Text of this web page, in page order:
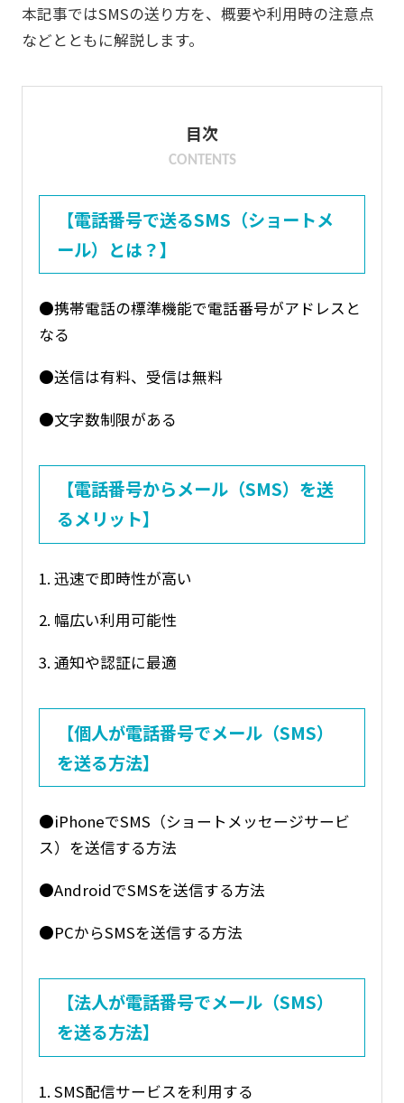
本記事ではSMSの送り方を、概要や利用時の注意点
などとともに解説します。
目次
CONTENTS
【電話番号で送るSMS（ショートメ
ール）とは？】
●携帯電話の標準機能で電話番号がアドレスと
なる
●送信は有料、受信は無料
●文字数制限がある
【電話番号からメール（SMS）を送
るメリット】
1. 迅速で即時性が高い
2. 幅広い利用可能性
3. 通知や認証に最適
【個人が電話番号でメール（SMS）
を送る方法】
●iPhoneでSMS（ショートメッセージサービ
ス）を送信する方法
●AndroidでSMSを送信する方法
●PCからSMSを送信する方法
【法人が電話番号でメール（SMS）
を送る方法】
1. SMS配信サービスを利用する